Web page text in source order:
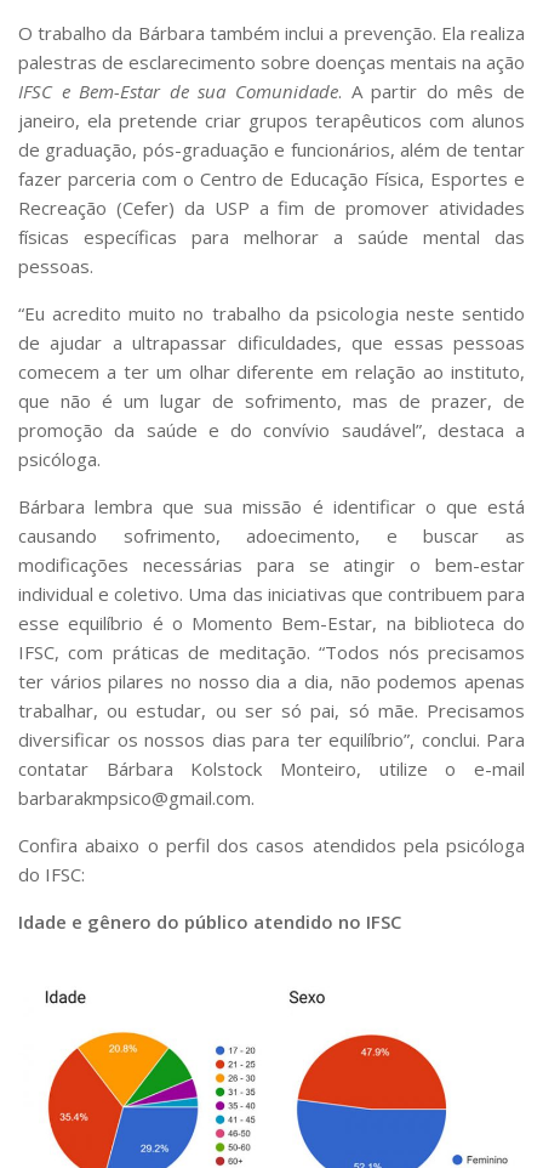
O trabalho da Bárbara também inclui a prevenção. Ela realiza
palestras de esclarecimento sobre doenças mentais na ação
IFSC e Bem-Estar de sua Comunidade. A partir do mês de
janeiro, ela pretende criar grupos terapêuticos com alunos
de graduação, pós-graduação e funcionários, além de tentar
fazer parceria com o Centro de Educação Física, Esportes e
Recreação (Cefer) da USP a fim de promover atividades
físicas específicas para melhorar a saúde mental das
pessoas.
“Eu acredito muito no trabalho da psicologia neste sentido
de ajudar a ultrapassar dificuldades, que essas pessoas
comecem a ter um olhar diferente em relação ao instituto,
que não é um lugar de sofrimento, mas de prazer, de
promoção da saúde e do convívio saudável”, destaca a
psicóloga.
Bárbara lembra que sua missão é identificar o que está
causando sofrimento, adoecimento, e buscar as
modificações necessárias para se atingir o bem-estar
individual e coletivo. Uma das iniciativas que contribuem para
esse equilíbrio é o Momento Bem-Estar, na biblioteca do
IFSC, com práticas de meditação. “Todos nós precisamos
ter vários pilares no nosso dia a dia, não podemos apenas
trabalhar, ou estudar, ou ser só pai, só mãe. Precisamos
diversificar os nossos dias para ter equilíbrio”, conclui. Para
contatar Bárbara Kolstock Monteiro, utilize o e-mail
barbarakmpsico@gmail.com.
Confira abaixo o perfil dos casos atendidos pela psicóloga
do IFSC:
Idade e gênero do público atendido no IFSC